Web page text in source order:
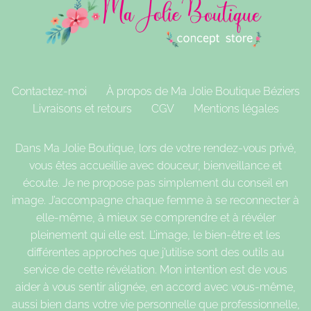
Contactez-moi
À propos de Ma Jolie Boutique Béziers
Livraisons et retours
CGV Mentions légales
Dans Ma Jolie Boutique, lors de votre rendez-vous privé,
vous êtes accueillie avec douceur, bienveillance et
écoute. Je ne propose pas simplement du conseil en
image. J’accompagne chaque femme à se reconnecter à
elle-même, à mieux se comprendre et à révéler
pleinement qui elle est. L’image, le bien-être et les
différentes approches que j’utilise sont des outils au
service de cette révélation. Mon intention est de vous
aider à vous sentir alignée, en accord avec vous-même,
aussi bien dans votre vie personnelle que professionnelle,